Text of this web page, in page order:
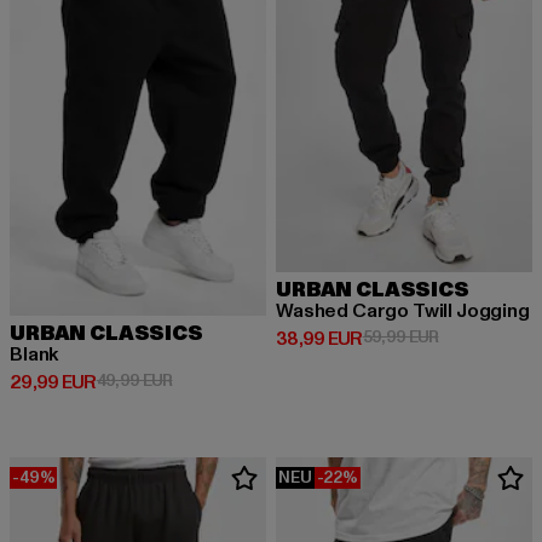
URBAN CLASSICS
Blank
29,99 EUR
Derzeitiger Preis: 29,99 EUR
49,99 EURAktionspreis: 49,99 EUR
URBAN CLASSICS
Washed Cargo Twill Jogging
38,99 EUR
Derzeitiger Preis: 38,99 EUR
59,99 EURAktionspreis:
-49% NEU -22%